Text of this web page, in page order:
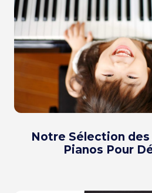
Notre Sélection des
Pianos Pour